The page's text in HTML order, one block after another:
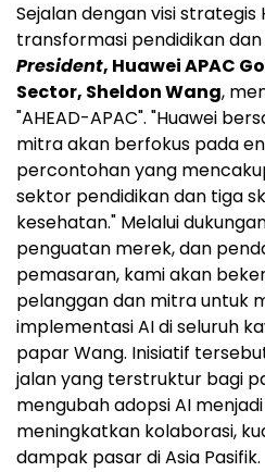
Sejalan dengan visi strategis
transformasi pendidikan
President, Huawei APAC
Sector, Sheldon Wang,
"AHEAD-APAC". "Huawei
mitra akan berfokus pada
percontohan yang
sektor pendidikan dan tiga
kesehatan." Melalui
penguatan merek, dan
pemasaran, kami akan
pelanggan dan mitra untuk
implementasi AI di seluruh
papar Wang. Inisiatif
jalan yang terstruktur bagi
mengubah adopsi AI
meningkatkan kolaborasi,
dampak pasar di Asia Pasifik.